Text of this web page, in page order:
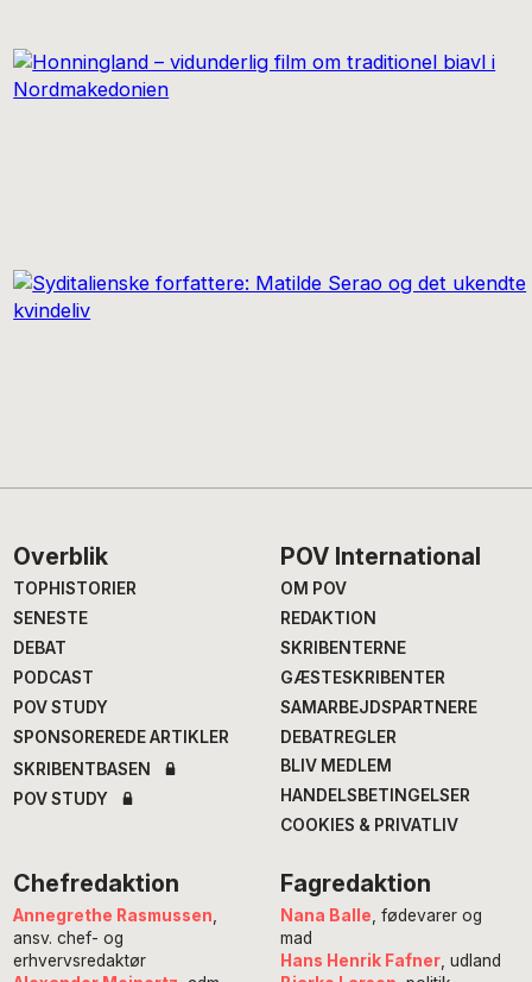
Footer
Overblik
TOPHISTORIER
SENESTE
DEBAT
PODCAST
POV STUDY
SPONSOREREDE ARTIKLER
SKRIBENTBASEN
POV STUDY
POV International
OM POV
REDAKTION
SKRIBENTERNE
GÆSTESKRIBENTER
SAMARBEJDSPARTNERE
DEBATREGLER
BLIV MEDLEM
HANDELSBETINGELSER
COOKIES & PRIVATLIV
Chefredaktion
Annegrethe Rasmussen
ansv. chef- og
erhvervsredaktør
Fagredaktion
Nana Balle , fødevarer og
mad
Hans Henrik Fafner, udland